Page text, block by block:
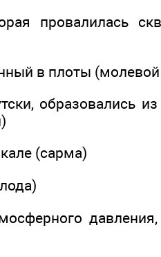
провалилась
в плоты
образовались
(сарма)